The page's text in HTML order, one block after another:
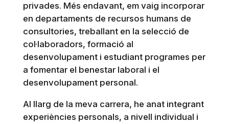
privades. Més endavant, em vaig incorporar
en departaments de recursos humans de
consultories, treballant en la selecció de
col·laboradors, formació al
desenvolupament i estudiant programes per
a fomentar el benestar laboral i el
desenvolupament personal.
Al llarg de la meva carrera, he anat integrant
experiències personals, a nivell individual i